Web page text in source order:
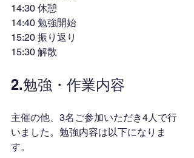
14:30 休憩
14:40 勉強開始
15:20 振り返り
15:30 解散
2.勉強・作業内容
主催の他、3名ご参加いただき4人で行
いました。勉強内容は以下になりま
す。